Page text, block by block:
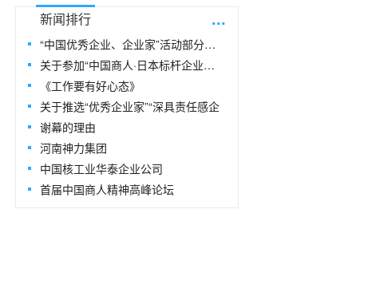
新闻排行 ...
“中国优秀企业、企业家”活动部分风采
关于参加“中国商人·日本标杆企业研修
《工作要有好心态》
关于推选“优秀企业家”“深具责任感企
谢幕的理由
河南神力集团
中国核工业华泰企业公司
首届中国商人精神高峰论坛